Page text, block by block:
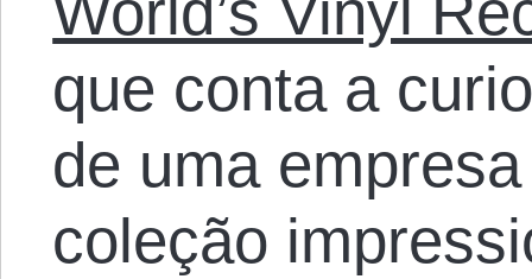
que conta a
de uma
coleção